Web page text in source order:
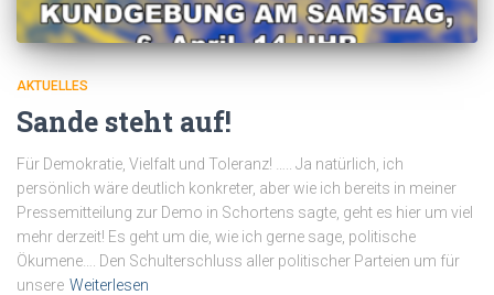
AKTUELLES
Sande steht auf!
Für Demokratie, Vielfalt und Toleranz! ….. Ja natürlich, ich
persönlich wäre deutlich konkreter, aber wie ich bereits in meiner
Pressemitteilung zur Demo in Schortens sagte, geht es hier um viel
mehr derzeit! Es geht um die, wie ich gerne sage, politische
Ökumene…. Den Schulterschluss aller politischer Parteien um für
unsere Weiterlesen